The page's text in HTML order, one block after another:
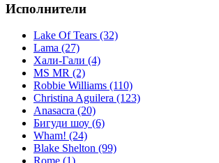
Исполнители
Lake Of Tears (32)
Lama (27)
Хали-Гали (4)
MS MR (2)
Robbie Williams (110)
Christina Aguilera (123)
Anasacra (20)
Бигуди шоу (6)
Wham! (24)
Blake Shelton (99)